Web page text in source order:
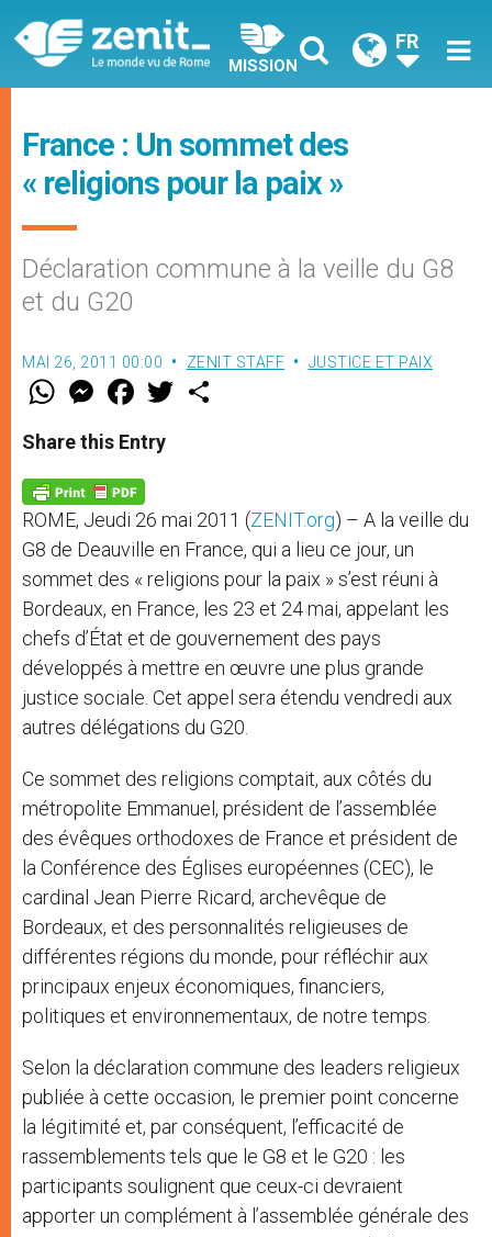
MISSION
FR
France : Un sommet des
« religions pour la paix »
Déclaration commune à la veille du G8
et du G20
MAI 26, 2011 00:00 ZENIT STAFF JUSTICE ET PAIX
W
t
s
p
p
M
e
s
e
g
e
r
F
a
e
b
o
k
w
Share this Entry
ROME, Jeudi 26 mai 2011 (ZENIT.org) – A la veille du
G8 de Deauville en France, qui a lieu ce jour, un
sommet des « religions pour la paix » s’est réuni à
Bordeaux, en France, les 23 et 24 mai, appelant les
chefs d’État et de gouvernement des pays
développés à mettre en œuvre une plus grande
justice sociale. Cet appel sera étendu vendredi aux
autres délégations du G20.
Ce sommet des religions comptait, aux côtés du
métropolite Emmanuel, président de l’assemblée
des évêques orthodoxes de France et président de
la Conférence des Églises européennes (CEC), le
cardinal Jean Pierre Ricard, archevêque de
Bordeaux, et des personnalités religieuses de
différentes régions du monde, pour réfléchir aux
principaux enjeux économiques, financiers,
politiques et environnementaux, de notre temps.
Selon la déclaration commune des leaders religieux
publiée à cette occasion, le premier point concerne
la légitimité et, par conséquent, l’efficacité de
rassemblements tels que le G8 et le G20 : les
participants soulignent que ceux-ci devraient
apporter un complément à l’assemblée générale des